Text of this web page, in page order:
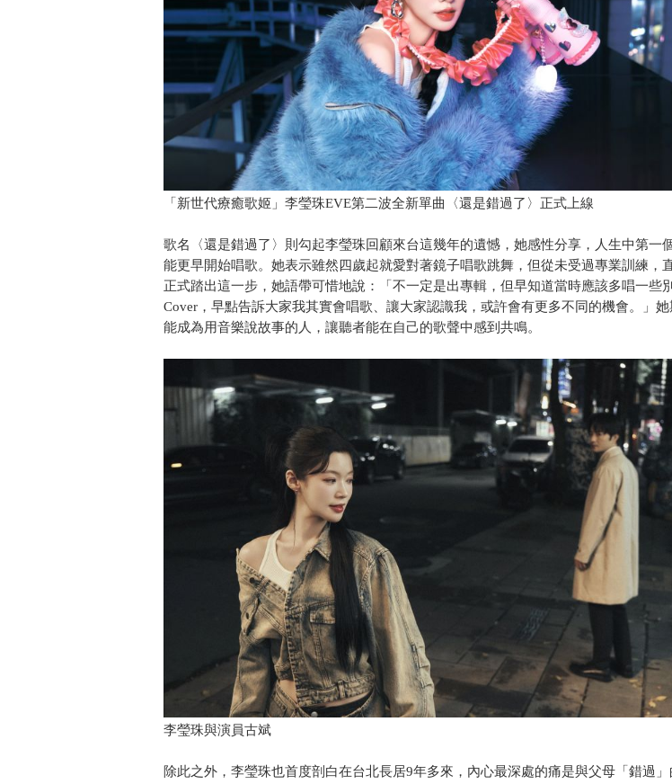
「新世代療癒歌姬」李瑩珠EVE第二波全新單曲〈還是錯過了〉正式上線
歌名〈還是錯過了〉則勾起李瑩珠回顧來台這幾年的遺憾，她感性分享，人生中第一
能更早開始唱歌。她表示雖然四歲起就愛對著鏡子唱歌跳舞，但從未受過專業訓練，
正式踏出這一步，她語帶可惜地說：「不一定是出專輯，但早知道當時應該多唱一些
Cover，早點告訴大家我其實會唱歌、讓大家認識我，或許會有更多不同的機會。」她
能成為用音樂說故事的人，讓聽者能在自己的歌聲中感到共鳴。
李瑩珠與演員古斌
除此之外，李瑩珠也首度剖白在台北長居9年多來，內心最深處的痛是與父母「錯過」